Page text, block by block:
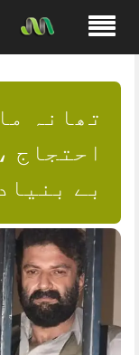
content
تھانہ
احتجاج
بے